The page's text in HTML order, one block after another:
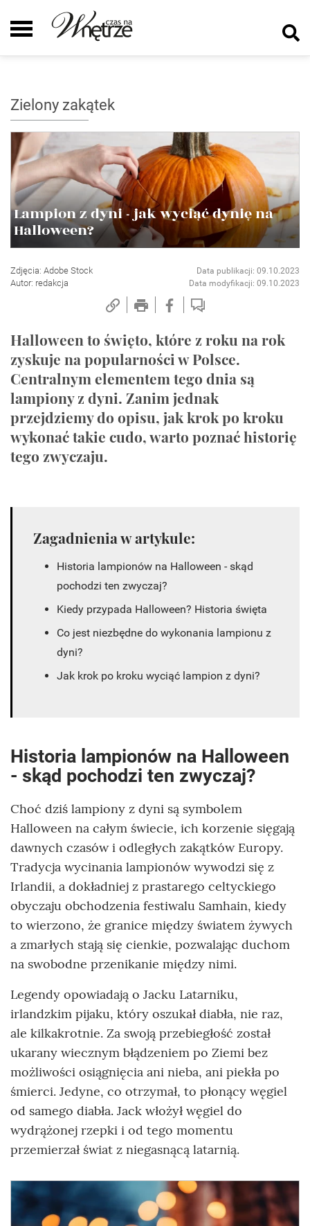
Zielony zakątek
Lampion z dyni - jak wyciąć dynię na
Halloween?
Zdjęcia: Adobe Stock
Autor: redakcja
Data publikacji: 09.10.2023
Data modyfikacji: 09.10.2023
Halloween to święto, które z roku na rok
zyskuje na popularności w Polsce.
Centralnym elementem tego dnia są
lampiony z dyni. Zanim jednak
przejdziemy do opisu, jak krok po kroku
wykonać takie cudo, warto poznać historię
tego zwyczaju.
Zagadnienia w artykule:
Historia lampionów na Halloween - skąd
pochodzi ten zwyczaj?
Kiedy przypada Halloween? Historia święta
Co jest niezbędne do wykonania lampionu z
dyni?
Jak krok po kroku wyciąć lampion z dyni?
Historia lampionów na Halloween
- skąd pochodzi ten zwyczaj?
Choć dziś lampiony z dyni są symbolem
Halloween na całym świecie, ich korzenie sięgają
dawnych czasów i odległych zakątków Europy.
Tradycja wycinania lampionów wywodzi się z
Irlandii, a dokładniej z prastarego celtyckiego
obyczaju obchodzenia festiwalu Samhain, kiedy
to wierzono, że granice między światem żywych
a zmarłych stają się cienkie, pozwalając duchom
na swobodne przenikanie między nimi.
Legendy opowiadają o Jacku Latarniku,
irlandzkim pijaku, który oszukał diabła, nie raz,
ale kilkakrotnie. Za swoją przebiegłość został
ukarany wiecznym błądzeniem po Ziemi bez
możliwości osiągnięcia ani nieba, ani piekła po
śmierci. Jedyne, co otrzymał, to płonący węgiel
od samego diabła. Jack włożył węgiel do
wydrążonej rzepki i od tego momentu
przemierzał świat z niegasnącą latarnią.